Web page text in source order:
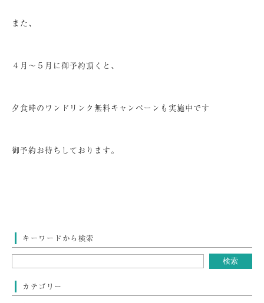
また、
４月～５月に御予約頂くと、
夕食時のワンドリンク無料キャンペーンも実施中です
御予約お待ちしております。
キーワードから検索
カテゴリー